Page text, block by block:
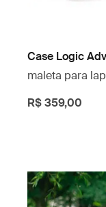
Case Logic
maleta para
R$ 359,00